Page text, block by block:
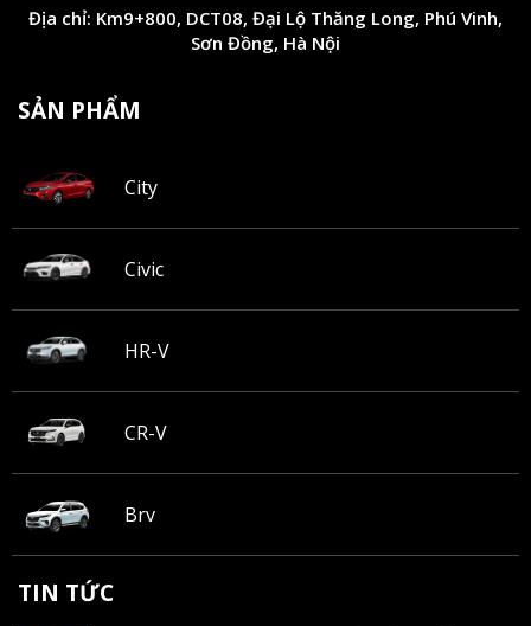
Địa chỉ: Km9+800, DCT08, Đại Lộ Thăng Long, Phú Vinh,
Sơn Đồng, Hà Nội
SẢN PHẨM
City
Civic
HR-V
CR-V
Brv
TIN TỨC